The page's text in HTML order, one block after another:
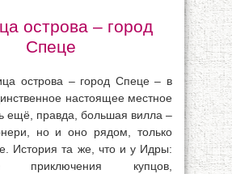
острова – город
Спеце
острова – город Спеце – в
настоящее местное
ещё, правда, большая вилла –
но и оно рядом, только
История та же, что и у Идры:
приключения купцов,